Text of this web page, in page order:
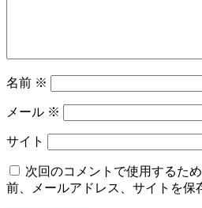
名前 ※
メール ※
サイト
次回のコメントで使用するた
前、メールアドレス、サイトを保